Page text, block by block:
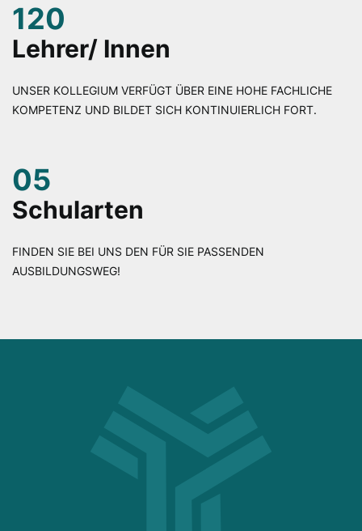
120
Lehrer/ Innen
UNSER KOLLEGIUM VERFÜGT ÜBER EINE HOHE FACHLICHE
KOMPETENZ UND BILDET SICH KONTINUIERLICH FORT.
05
Schularten
FINDEN SIE BEI UNS DEN FÜR SIE PASSENDEN
AUSBILDUNGSWEG!